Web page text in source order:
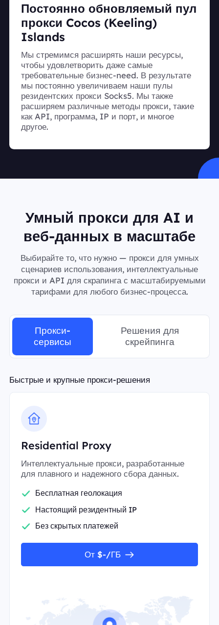
Постоянно обновляемый пул
прокси Cocos (Keeling)
Islands
Мы стремимся расширять наши ресурсы,
чтобы удовлетворить даже самые
требовательные бизнес-need. В результате
мы постоянно увеличиваем наши пулы
резидентских прокси Socks5. Мы также
расширяем различные методы прокси, такие
как API, программа, IP и порт, и многое
другое.
Умный прокси для AI и
веб-данных в масштабе
Выбирайте то, что нужно — прокси для умных
сценариев использования, интеллектуальные
прокси и API для скрапинга с масштабируемыми
тарифами для любого бизнес-процесса.
Прокси-
сервисы
Решения для
скрейпинга
Быстрые и крупные прокси-решения
Residential Proxy
Интеллектуальные прокси, разработанные
для плавного и надежного сбора данных.
Бесплатная геолокация
Настоящий резидентный IP
Без скрытых платежей
От $-/ГБ